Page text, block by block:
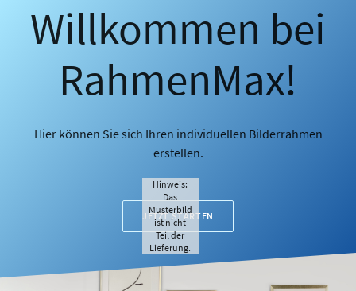
Willkommen bei
RahmenMax!
Hier können Sie sich Ihren individuellen Bilderrahmen
erstellen.
JETZT STARTEN
Hinweis:
Das
Musterbild
ist nicht
Teil der
Lieferung.